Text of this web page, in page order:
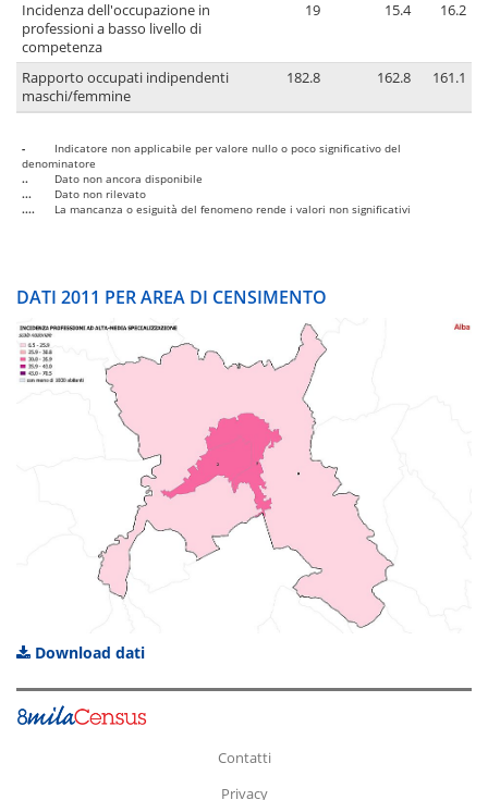
Incidenza dell'occupazione in
professioni a basso livello di
competenza
19 15.4 16.2
Rapporto occupati indipendenti
maschi/femmine
182.8 162.8 161.1
-
Indicatore non applicabile per valore nullo o poco significativo del
denominatore
..
Dato non ancora disponibile
...
Dato non rilevato
....
La mancanza o esiguità del fenomeno rende i valori non significativi
DATI 2011 PER AREA DI CENSIMENTO
Download dati
Contatti
Privacy